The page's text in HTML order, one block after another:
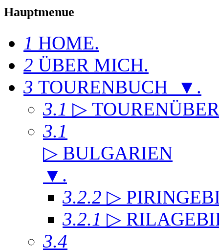
Hauptmenue
1 HOME.
2 ÜBER MICH.
3 TOURENBUCH ▼ .
3.1 ▷
3.1
▷ BULGARIEN
▼ .
3.2.2 ▷
3.2.1 ▷
3.4